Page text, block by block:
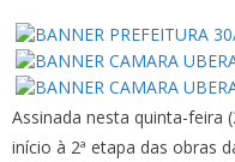
Assinada nesta quinta-feira
início à 2ª etapa das obras